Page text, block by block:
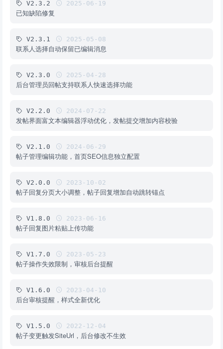
V2.3.2 2025-06-19
已知缺陷修复
V2.3.1 2025-05-08
联系人选择自动保留已编辑消息
V2.3.0 2025-04-28
后台管理员回帖支持联系人快速选择功能
V2.2.0 2024-07-22
发帖界面富文本编辑器浮动优化，发帖提交增加内容校验
V2.1.0 2024-06-29
帖子管理编辑功能，首页SEO信息独立配置
V2.0.0 2023-10-02
帖子回复分页大小调整，帖子回复增加自动跳转锚点
V1.8.0 2023-06-16
帖子回复图片粘贴上传功能
V1.7.0 2023-05-23
帖子操作失效限制，审核后台提醒
V1.6.0 2023-04-10
后台审核提醒，样式全新优化
V1.5.0 2022-12-04
帖子变更触发SiteUrl，后台修改不生效